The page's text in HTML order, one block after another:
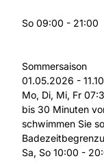
So 09:00 - 21:00
Sommersaison
01.05.2026 -
Mo, Di, Mi, Fr
bis 30 Minuten
schwimmen Sie
Sa, So 10:00 -